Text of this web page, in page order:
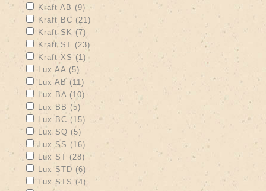
Apply Kraft AB filter
Kraft AB (9) Apply Kraft AB filter
Apply Kraft BC filter
Kraft BC (21) Apply Kraft BC filter
Apply Kraft SK filter
Kraft SK (7) Apply Kraft SK filter
Apply Kraft ST filter
Kraft ST (23) Apply Kraft ST filter
Apply Kraft XS filter
Kraft XS (1) Apply Kraft XS filter
Apply Lux AA filter
Lux AA (5)
Apply Lux AB filter
Lux AB (11) Apply Lux AB filter
Apply Lux BA filter
Lux BA (10) Apply Lux BA filter
Apply Lux BB filter
Lux BB (5) Apply Lux BB filter
Apply Lux BC filter
Lux BC (15) Apply Lux BC filter
Apply Lux SQ filter
Lux SQ (5)
Apply Lux SS filter
Lux SS (16) Apply Lux SS filter
Apply Lux ST filter
Lux ST (28) Apply Lux ST filter
Apply Lux STD filter
Lux STD (6) Apply Lux STD filter
Apply Lux STS filter
Lux STS (4) Apply Lux STS filter